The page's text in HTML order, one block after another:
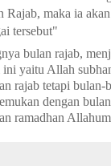
Rajab, maka ia
tersebut"
bulan rajab,
ini yaitu Allah
rajab tetapi bulan-
dengan
ramadhan